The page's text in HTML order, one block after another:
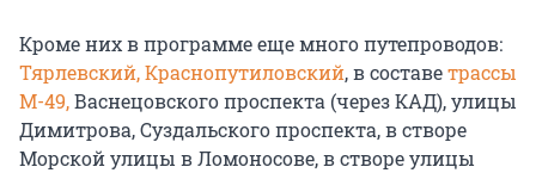
Кроме них в программе еще много путепроводов:
Тярлевский,Краснопутиловский, в составетрассы
М-49,Васнецовского проспекта (через КАД), улицы
Димитрова, Суздальского проспекта, в створе
Морской улицы в Ломоносове, в створе улицы